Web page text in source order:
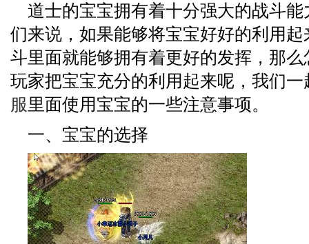
道士的宝宝拥有着十分强大的战斗
们来说，如果能够将宝宝好好的利用
斗里面就能够拥有着更好的发挥，那
玩家把宝宝充分的利用起来呢，我们一
服里面使用宝宝的一些注意事项。
一、宝宝的选择